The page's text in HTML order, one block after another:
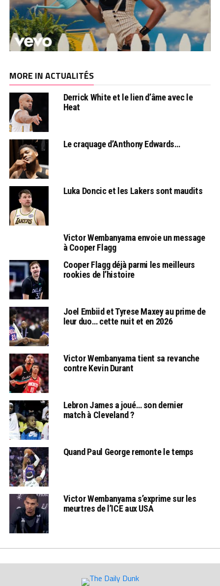
MORE IN ACTUALITÉS
Derrick White et le lien d’âme avec le
Heat
Le craquage d’Anthony Edwards…
Luka Doncic et les Lakers sont maudits
Victor Wembanyama envoie un message
à Cooper Flagg
Cooper Flagg déjà parmi les meilleurs
rookies de l’histoire
Joel Embiid et Tyrese Maxey au prime de
leur duo… cette nuit et en 2026
Victor Wembanyama tient sa revanche
contre Kevin Durant
Lebron James a joué… son dernier
match à Cleveland ?
Quand Paul George remonte le temps
Victor Wembanyama s’exprime sur les
meurtres de l’ICE aux USA